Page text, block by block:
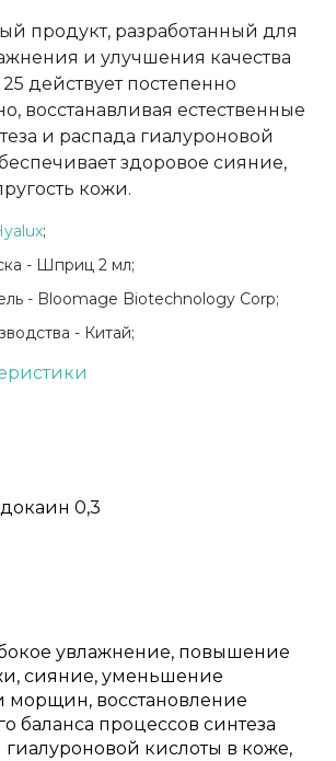
продукт, разработанный для
и улучшения качества
действует постепенно
восстанавливая естественные
и распада гиалуроновой
здоровое сияние,
кожи.
;
- Шприц 2 мл;
- Bloomage Biotechnology Corp;
- Китай;
0,3
увлажнение, повышение
сияние, уменьшение
морщин, восстановление
баланса процессов синтеза
кислоты в коже,